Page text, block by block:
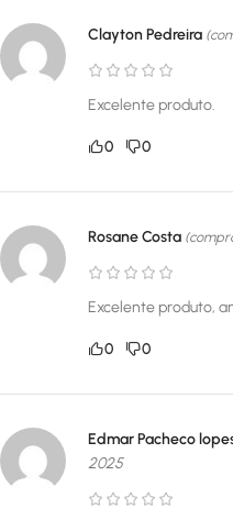
Clayton Pedreira
Excelente produto.
0 0
Rosane Costa
Excelente produto,
0 0
Edmar Pacheco
2025